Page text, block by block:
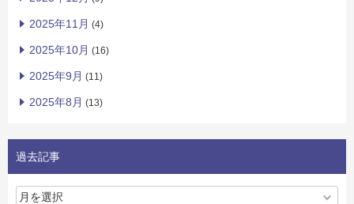
2025年11月 (4)
2025年10月 (16)
2025年9月 (11)
2025年8月 (13)
過去記事